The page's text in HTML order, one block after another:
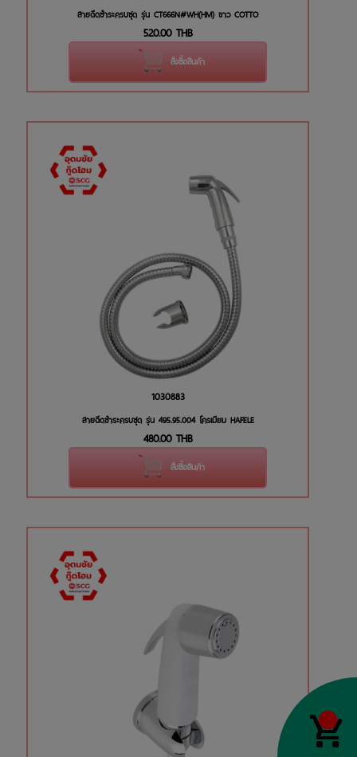
สายฉีดชำระครบชุด รุ่น CT666N#WH(HM) ขาว COTTO
520.00 THB
สั่งซื้อสินค้า
1030883
สายฉีดชำระครบชุด รุ่น 495.95.004 โครเมียม HAFELE
480.00 THB
สั่งซื้อสินค้า